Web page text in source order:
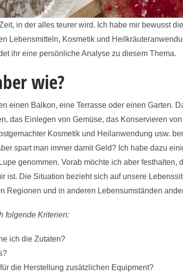
in der alles teurer wird. Ich habe mir bewusst
Lebensmitteln, Kosmetik und
ihr eine persönliche Analyse zu diesem Thema.
wie?
einen Balkon, eine Terrasse oder einen Garten.
das Einlegen von Gemüse, das Konservieren
Kosmetik und Heilanwendung usw.
spart man immer damit Geld? Ich habe dazu
genommen. Vorab möchte ich aber festhalten,
ist. Die Situation bezieht sich auf unsere
Regionen und in anderen Lebensumständen
folgende Kriterien:
ich die Zutaten?
die Herstellung zusätzlichen Equipment?